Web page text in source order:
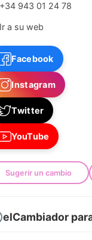
+34 943 01 24 78
Ir a su web
Facebook
Instagram
Twitter
YouTube
Sugerir un cambio
elCambiador